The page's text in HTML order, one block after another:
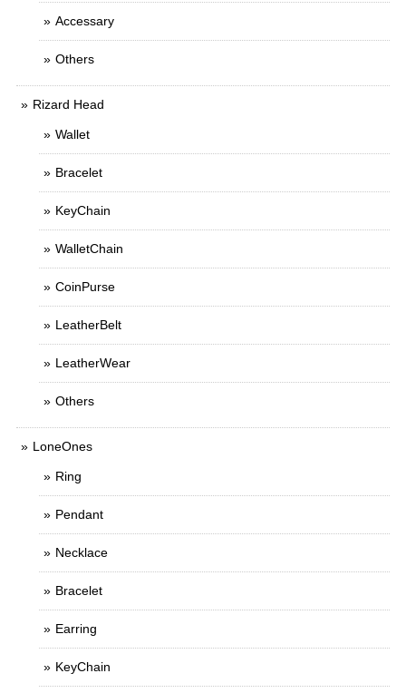
Accessary
Others
Rizard Head
Wallet
Bracelet
KeyChain
WalletChain
CoinPurse
LeatherBelt
LeatherWear
Others
LoneOnes
Ring
Pendant
Necklace
Bracelet
Earring
KeyChain